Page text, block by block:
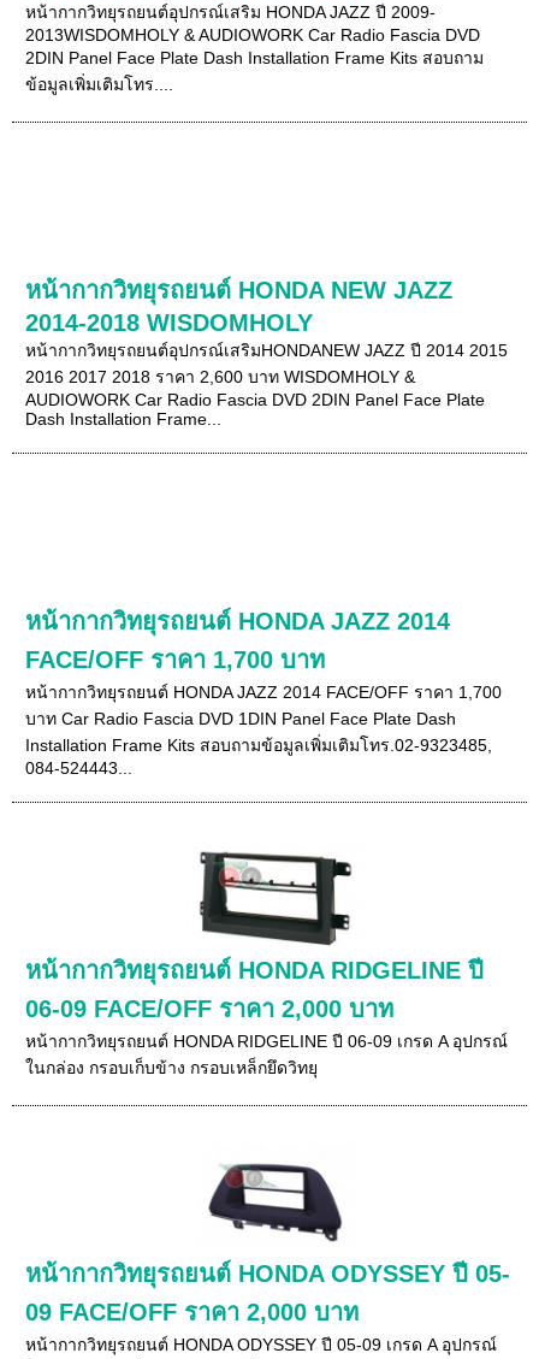
หน้ากากวิทยุรถยนต์อุปกรณ์เสริม HONDA JAZZ ปี 2009-
2013WISDOMHOLY & AUDIOWORK Car Radio Fascia DVD
2DIN Panel Face Plate Dash Installation Frame Kits สอบถาม
ข้อมูลเพิ่มเติมโทร....
หน้ากากวิทยุรถยนต์ HONDA NEW JAZZ
2014-2018 WISDOMHOLY
หน้ากากวิทยุรถยนต์อุปกรณ์เสริมHONDANEW JAZZ ปี 2014 2015
2016 2017 2018 ราคา 2,600 บาท WISDOMHOLY &
AUDIOWORK Car Radio Fascia DVD 2DIN Panel Face Plate
Dash Installation Frame...
หน้ากากวิทยุรถยนต์ HONDA JAZZ 2014
FACE/OFF ราคา 1,700 บาท
หน้ากากวิทยุรถยนต์ HONDA JAZZ 2014 FACE/OFF ราคา 1,700
บาท Car Radio Fascia DVD 1DIN Panel Face Plate Dash
Installation Frame Kits สอบถามข้อมูลเพิ่มเติมโทร.02-9323485,
084-524443...
หน้ากากวิทยุรถยนต์ HONDA RIDGELINE ปี
06-09 FACE/OFF ราคา 2,000 บาท
หน้ากากวิทยุรถยนต์ HONDA RIDGELINE ปี 06-09 เกรด A อุปกรณ์
ในกล่อง กรอบเก็บข้าง กรอบเหล็กยึดวิทยุ
หน้ากากวิทยุรถยนต์ HONDA ODYSSEY ปี 05-
09 FACE/OFF ราคา 2,000 บาท
หน้ากากวิทยุรถยนต์ HONDA ODYSSEY ปี 05-09 เกรด A อุปกรณ์